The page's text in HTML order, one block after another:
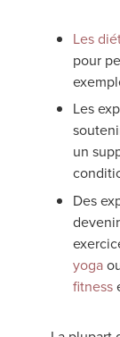
Les
pour
Les
un
Des
yoga
fitness